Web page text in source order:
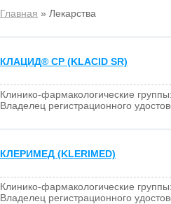
Главная » Лекарства
КЛАЦИД® СР (KLACID SR)
Клинико-фармакологические группы:
Владелец регистрационного
КЛЕРИМЕД (KLERIMED)
Клинико-фармакологические группы:
Владелец регистрационного